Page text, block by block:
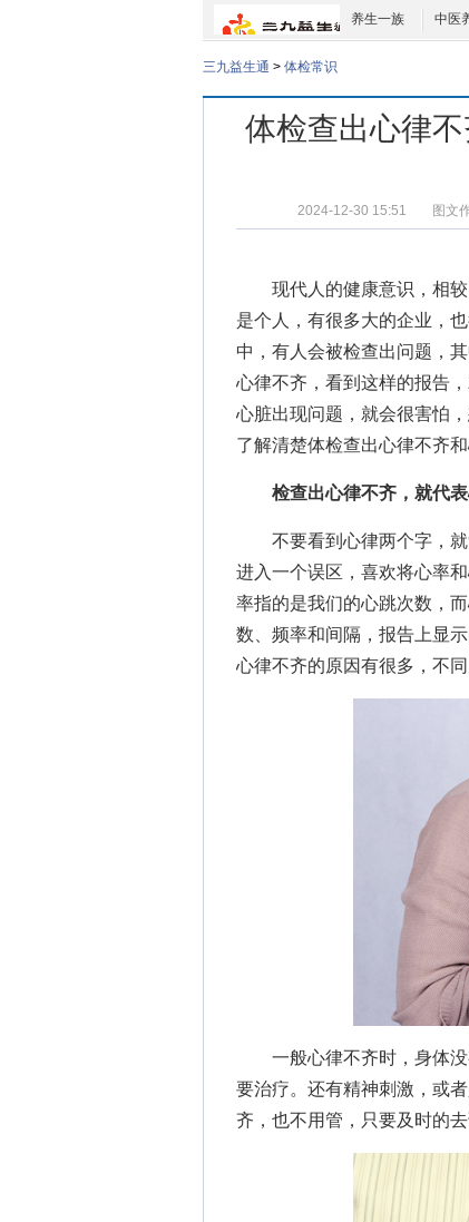
养生一族 中医
三九益生通 > 体检常识
体检查出心律
2024-12-30 15:51 图文
现代人的健康意识，相较
是个人，有很多大的企业，
中，有人会被检查出问题，
心律不齐，看到这样的报告
心脏出现问题，就会很害怕
了解清楚体检查出心律不齐
检查出心律不齐，就代
不要看到心律两个字，就
进入一个误区，喜欢将心率
率指的是我们的心跳次数，
数、频率和间隔，报告上显
心律不齐的原因有很多，不
一般心律不齐时，身体没
要治疗。还有精神刺激，或
齐，也不用管，只要及时的